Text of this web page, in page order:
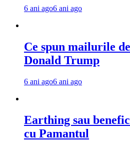
6 ani ago6 ani ago
Ce spun mailurile
Donald Trump
6 ani ago6 ani ago
Earthing sau
cu Pamantul